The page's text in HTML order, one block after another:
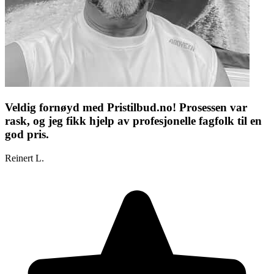
Veldig fornøyd med Pristilbud.no! Prosessen var
rask, og jeg fikk hjelp av profesjonelle fagfolk til en
god pris.
Reinert L.